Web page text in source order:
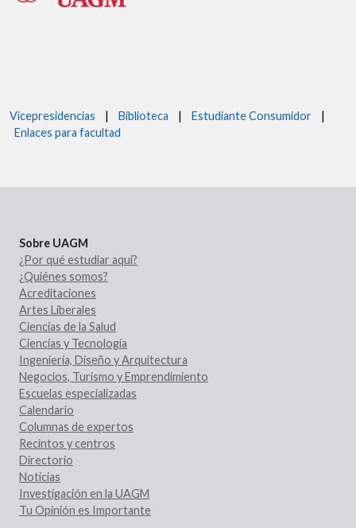
Vicepresidencias | Biblioteca | Estudiante Consumidor |
Enlaces para facultad
Sobre UAGM
¿Por qué estudiar aquí?
¿Quiénes somos?
Acreditaciones
Artes Liberales
Ciencias de la Salud
Ciencias y Tecnología
Ingeniería, Diseño y Arquitectura
Negocios, Turismo y Emprendimiento
Escuelas especializadas
Calendario
Columnas de expertos
Recintos y centros
Directorio
Noticias
Investigación en la UAGM
Tu Opinión es Importante